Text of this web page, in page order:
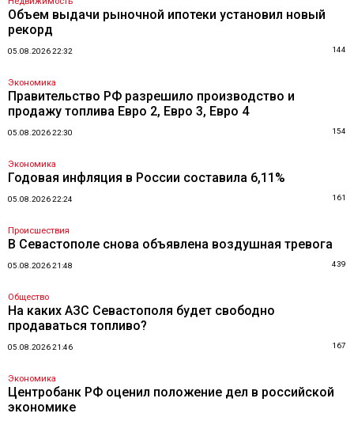
Объем выдачи рыночной ипотеки установил новый
рекорд
05.08.2026 22:32 144
Экономика
Правительство РФ разрешило производство и
продажу топлива Евро 2, Евро 3, Евро 4
05.08.2026 22:30 154
Экономика
Годовая инфляция в России составила 6,11%
05.08.2026 22:24 161
Происшествия
В Севастополе снова объявлена воздушная тревога
05.08.2026 21:48 439
Общество
На каких АЗС Севастополя будет свободно
продаваться топливо?
05.08.2026 21:46 167
Экономика
Центробанк РФ оценил положение дел в российской
экономике